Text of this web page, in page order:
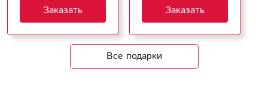
Заказать Заказать
Все подарки